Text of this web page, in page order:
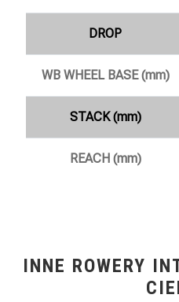
DROP
WB WHEEL BASE (mm)
STACK (mm)
REACH (mm)
INNE ROWERY